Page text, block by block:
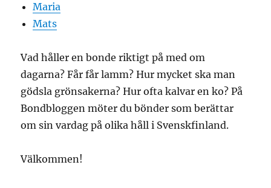
Maria
Mats
Vad håller en bonde riktigt på med om
dagarna? Får får lamm? Hur mycket ska man
gödsla grönsakerna? Hur ofta kalvar en ko? På
Bondbloggen möter du bönder som berättar
om sin vardag på olika håll i Svenskfinland.
Välkommen!